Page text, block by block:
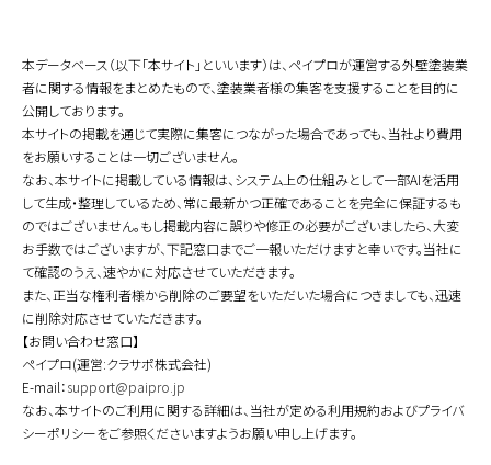
本データベース（以下「本サイト」といいます）は、ペイプロが運営する外壁塗装業
者に関する情報をまとめたもので、塗装業者様の集客を支援することを目的に
公開しております。
本サイトの掲載を通じて実際に集客につながった場合であっても、当社より費用
をお願いすることは一切ございません。
なお、本サイトに掲載している情報は、システム上の仕組みとして一部AIを活用
して生成・整理しているため、常に最新かつ正確であることを完全に保証するも
のではございません。もし掲載内容に誤りや修正の必要がございましたら、大変
お手数ではございますが、下記窓口までご一報いただけますと幸いです。当社に
て確認のうえ、速やかに対応させていただきます。
また、正当な権利者様から削除のご要望をいただいた場合につきましても、迅速
に削除対応させていただきます。
【お問い合わせ窓口】
ペイプロ(運営:クラサポ株式会社)
E-mail：support@paipro.jp
なお、本サイトのご利用に関する詳細は、当社が定める利用規約およびプライバ
シーポリシーをご参照くださいますようお願い申し上げます。